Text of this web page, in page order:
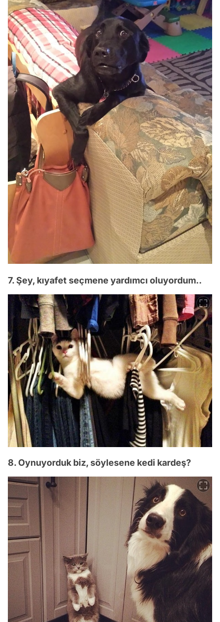
7. Şey, kıyafet seçmene yardımcı oluyordum..
8. Oynuyorduk biz, söylesene kedi kardeş?